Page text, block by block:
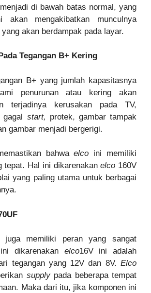
menjadi di bawah batas normal, yang
mengakibatkan munculnya
akan berdampak pada layar.
Tegangan B+ Kering
B+ yang jumlah kapasitasnya
penurunan atau kering akan
terjadinya kerusakan pada TV,
start, protek, gambar tampak
gambar menjadi bergerigi.
bahwaelco ini memiliki
tepat. Hal ini dikarenakanelco 160V
yang paling utama untuk berbagai
juga memiliki peran yang sangat
dikarenakan elco16V ini adalah
tegangan yang 12V dan 8V. Elco
supply pada beberapa tempat
Maka dari itu, jika komponen ini